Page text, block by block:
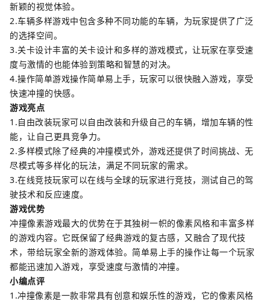
新颖的视觉体验。
2.车辆多样游戏中包含多种不同功能的车辆，为玩家提供了广泛
的选择空间。
3.关卡设计丰富的关卡设计和多样的游戏模式，让玩家在享受速
度与激情的也能体验到策略和智慧的对决。
4.操作简单游戏操作简单易上手，玩家可以很快融入游戏，享受
快速冲撞的快感。
游戏亮点
1.自由改装玩家可以自由改装和升级自己的车辆，增加车辆的性
能，让自己更具竞争力。
2.多样模式除了经典的冲撞模式外，游戏还提供了时间挑战、无
尽模式等多样化的玩法，满足不同玩家的需求。
3.在线竞技玩家可以在线与全球的玩家进行竞技，测试自己的驾
驶技术和反应速度。
游戏优势
冲撞像素游戏最大的优势在于其独树一帜的像素风格和丰富多样
的游戏内容。它既保留了经典游戏的复古感，又融合了现代技
术，带给玩家全新的游戏体验。简单易上手的操作让每一个玩家
都能迅速加入游戏，享受速度与激情的冲撞。
小编点评
1.冲撞像素是一款非常具有创意和娱乐性的游戏，它的像素风格